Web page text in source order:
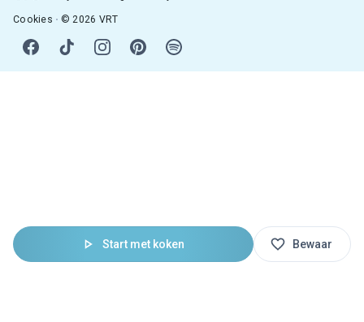
Start met koken Bewaar
Cookies © 2026 VRT